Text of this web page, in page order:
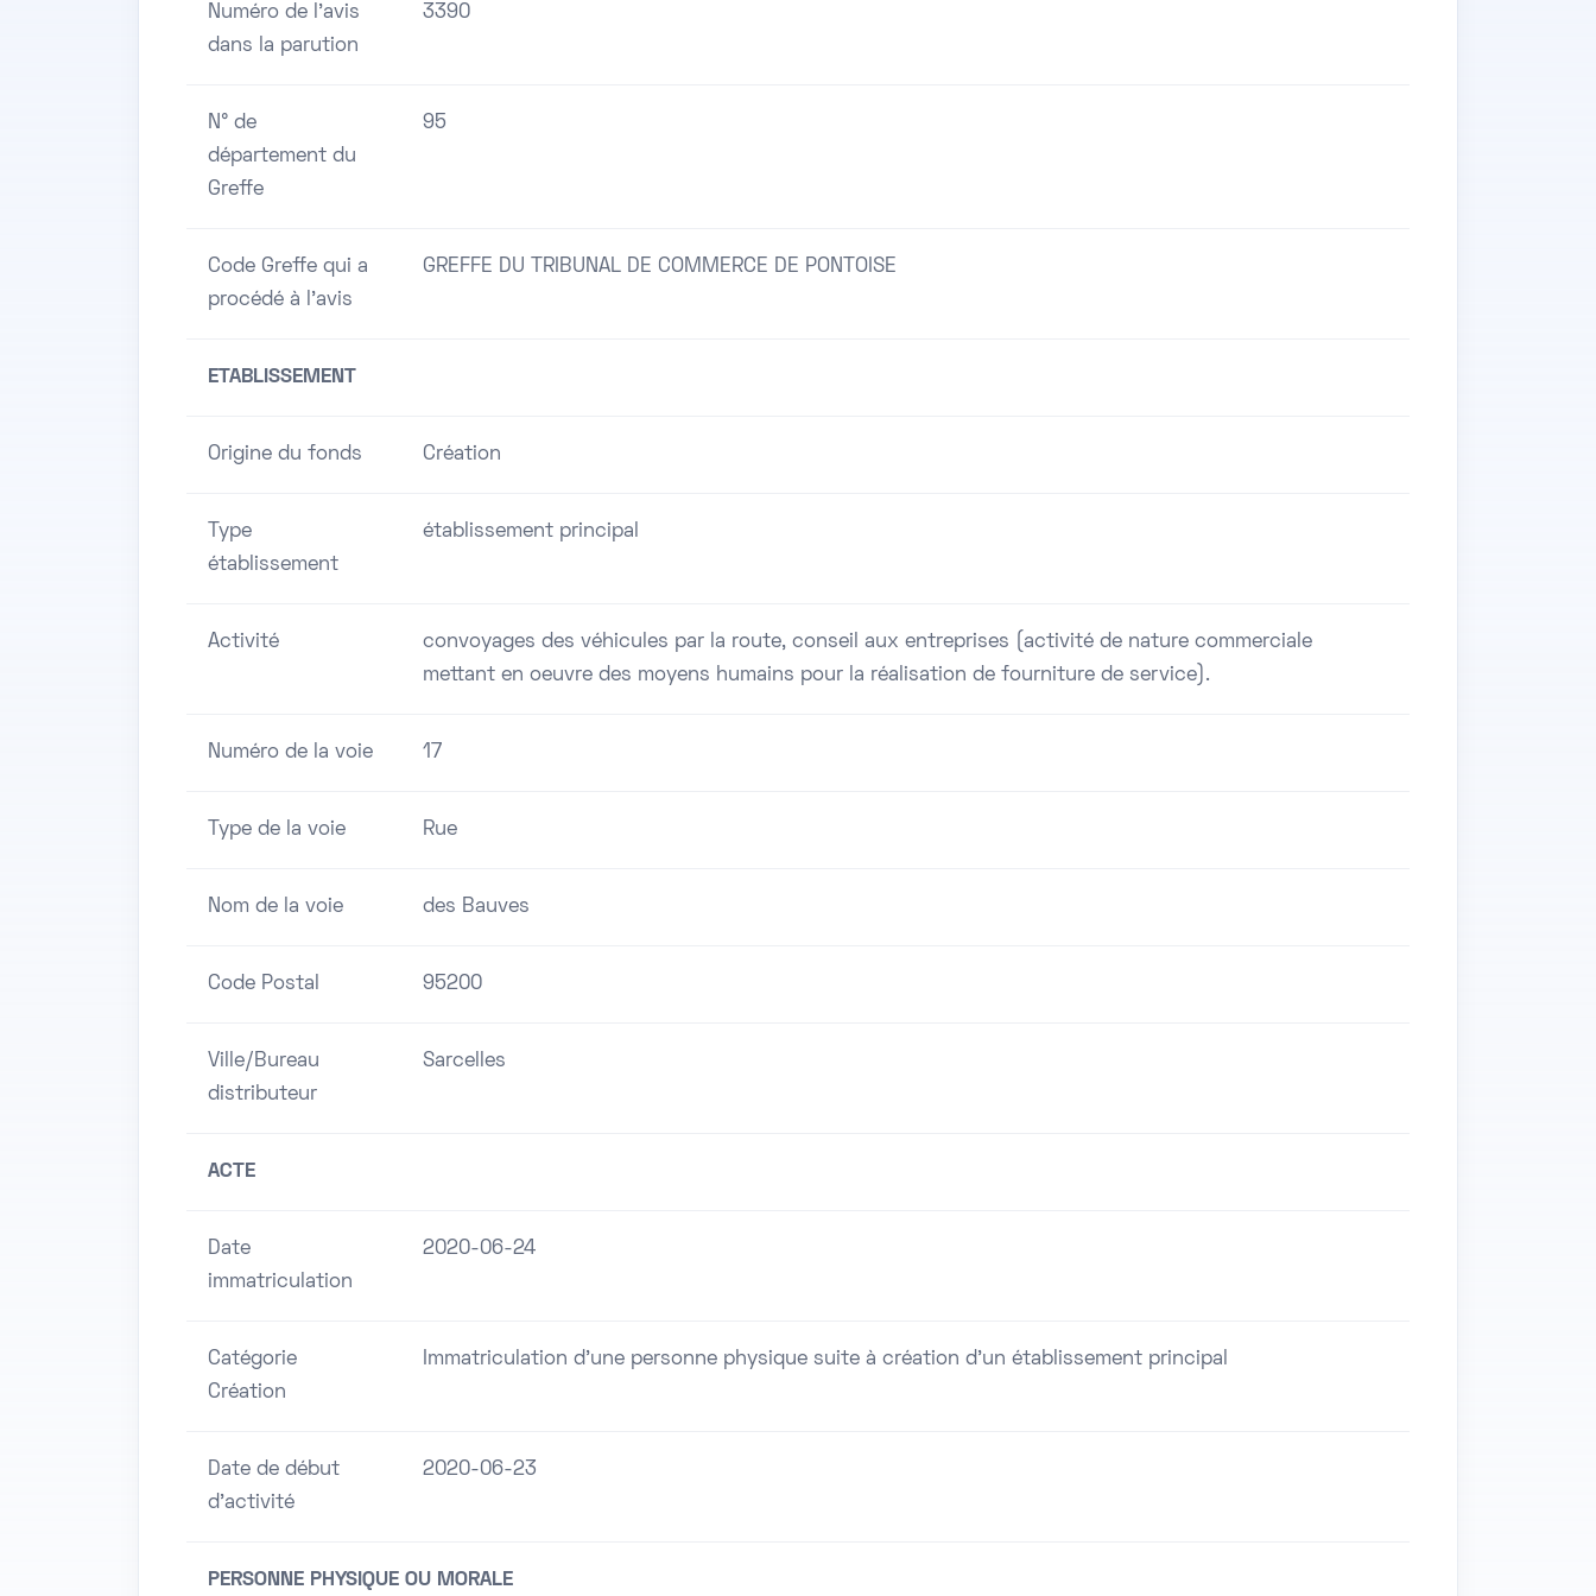
Numéro de l'avis
dans la parution
3390
N° de
département du
Greffe
95
Code Greffe qui a
procédé à l'avis
GREFFE DU TRIBUNAL DE COMMERCE DE PONTOISE
ETABLISSEMENT
Origine du fonds Création
Type
établissement
établissement principal
Activité
convoyages des véhicules par la route, conseil aux entreprises (activité de nature commerciale
mettant en oeuvre des moyens humains pour la réalisation de fourniture de service).
Numéro de la voie 17
Type de la voie Rue
Nom de la voie des Bauves
Code Postal 95200
Ville/Bureau
distributeur
Sarcelles
ACTE
Date
immatriculation
2020-06-24
Catégorie
Création
Immatriculation d'une personne physique suite à création d'un établissement principal
Date de début
d'activité
2020-06-23
PERSONNE PHYSIQUE OU MORALE